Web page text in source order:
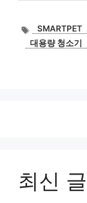
태
그
SMARTPET
대용량 청소기
최신 글